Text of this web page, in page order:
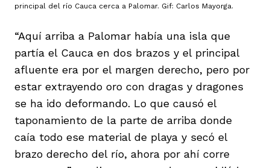
principal del río Cauca cerca a Palomar. Gif: Carlos Mayorga.
“Aquí arriba a Palomar había una isla que
partía el Cauca en dos brazos y el principal
afluente era por el margen derecho, pero por
estar extrayendo oro con dragas y dragones
se ha ido deformando. Lo que causó el
taponamiento de la parte de arriba donde
caía todo ese material de playa y secó el
brazo derecho del río, ahora por ahí corre